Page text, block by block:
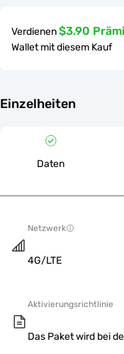
Verdienen$3.90
Wallet mit diesem Kauf
Einzelheiten
Daten
Netzwerk
4G/LTE
Aktivierungsrichtlinie
Das Paket wird bei